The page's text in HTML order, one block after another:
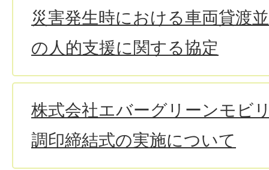
災害発生時における車両貸渡
の人的支援に関する協定
株式会社エバーグリーンモビ
調印締結式の実施について